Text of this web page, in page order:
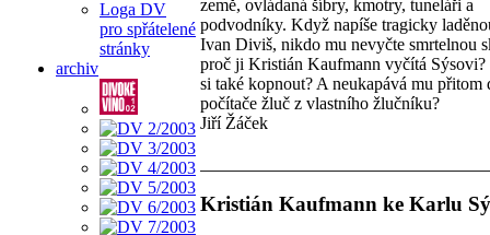
Loga DV
pro spřátelené
stránky
archiv
země, ovládaná šíbry, kmotry, tuneláři a
podvodníky. Když napíše tragicky
Ivan Diviš, nikdo mu nevyčte smrtelnou
proč ji Kristián Kaufmann vyčítá Sýsovi?
si také kopnout? A neukapává mu přitom
počítače žluč z vlastního žlučníku?
Jiří Žáček
Kristián Kaufmann ke Karlu